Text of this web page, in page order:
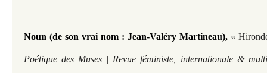
Noun (de son vrai nom : Jean-Valéry Martineau), «
Poétique des Muses | Revue féministe, internationale &